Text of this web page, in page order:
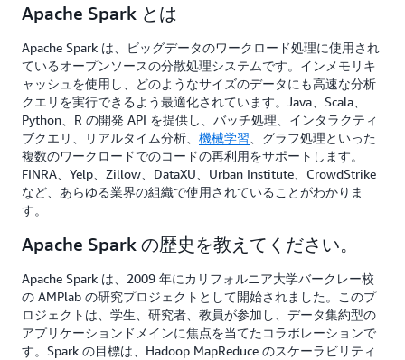
Apache Spark とは
Apache Spark は、ビッグデータのワークロード処理に使用され
ているオープンソースの分散処理システムです。インメモリキ
ャッシュを使用し、どのようなサイズのデータにも高速な分析
クエリを実行できるよう最適化されています。Java、Scala、
Python、R の開発 API を提供し、バッチ処理、インタラクティ
ブクエリ、リアルタイム分析、 機械学習 、グラフ処理といった
複数のワークロードでのコードの再利用をサポートします。
FINRA、Yelp、Zillow、DataXU、Urban Institute、CrowdStrike
など、あらゆる業界の組織で使用されていることがわかりま
す。
Apache Spark の歴史を教えてください。
Apache Spark は、2009 年にカリフォルニア大学バークレー校
の AMPlab の研究プロジェクトとして開始されました。このプ
ロジェクトは、学生、研究者、教員が参加し、データ集約型の
アプリケーションドメインに焦点を当てたコラボレーションで
す。Spark の目標は、Hadoop MapReduce のスケーラビリティ